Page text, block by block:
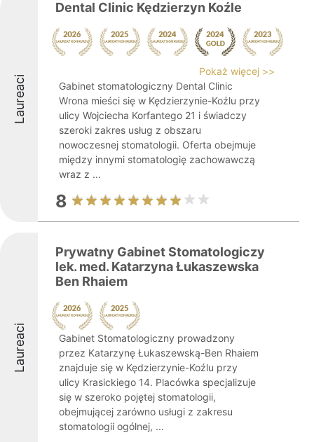
Laureaci
Dental Clinic Kędzierzyn Koźle
Pokaż więcej >>
Gabinet stomatologiczny Dental Clinic
Wrona mieści się w Kędzierzynie-Koźlu przy
ulicy Wojciecha Korfantego 21 i świadczy
szeroki zakres usług z obszaru
nowoczesnej stomatologii. Oferta obejmuje
między innymi stomatologię zachowawczą
wraz z ...
8
Laureaci
Prywatny Gabinet Stomatologiczy
lek. med. Katarzyna Łukaszewska
Ben Rhaiem
Gabinet Stomatologiczny prowadzony
przez Katarzynę Łukaszewską-Ben Rhaiem
znajduje się w Kędzierzynie-Koźlu przy
ulicy Krasickiego 14. Placówka specjalizuje
się w szeroko pojętej stomatologii,
obejmującej zarówno usługi z zakresu
stomatologii ogólnej, ...